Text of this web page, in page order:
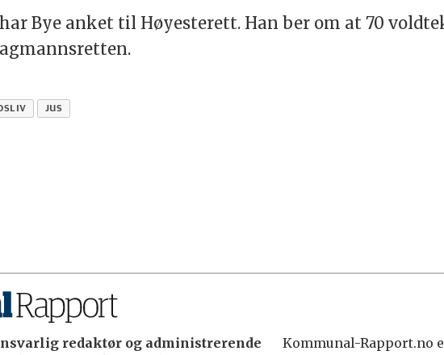
Bye anket til Høyesterett. Han ber om at 70
JUS
redaktør og administrerende
Kommunal-Rapport.no